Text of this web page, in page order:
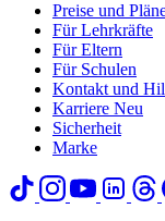
Preise und
Für Lehrkräfte
Für Eltern
Für Schulen
Kontakt und
Karriere Neu
Sicherheit
Marke